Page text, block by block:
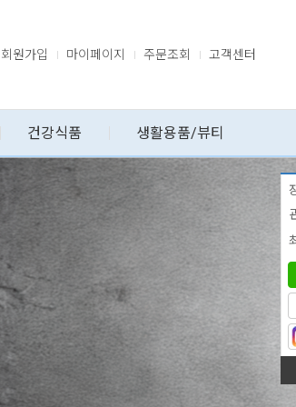
회원가입 마이페이지 주문조회 고객센터
건강식품 생활용품/뷰티